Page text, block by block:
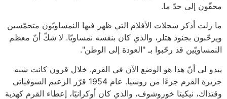
محقّون إلى حدّ ما.
ما زلت أذكر سجلات الأفلام التي ظهر فيها النمساويّون متحمّسين
ويرحّبون بجنود هتلر، والذي كان بنفسه نمساويّا. لا شكّ أنّ معظم
النمساويّين قد رحّبوا بـ "العودة إلى الوطن".
يبدو لي أنّ هذا هو الوضع الآن في القرم. خلال قرون كانت شبه
جزيرة القرم جزءًا من روسيا. عام 1954 قرّر الزعيم السوفياتي
وقتذاك، نيكيتا خوروشوف، والذي كان أوكرانيًا، إعطاء القرم كهدية